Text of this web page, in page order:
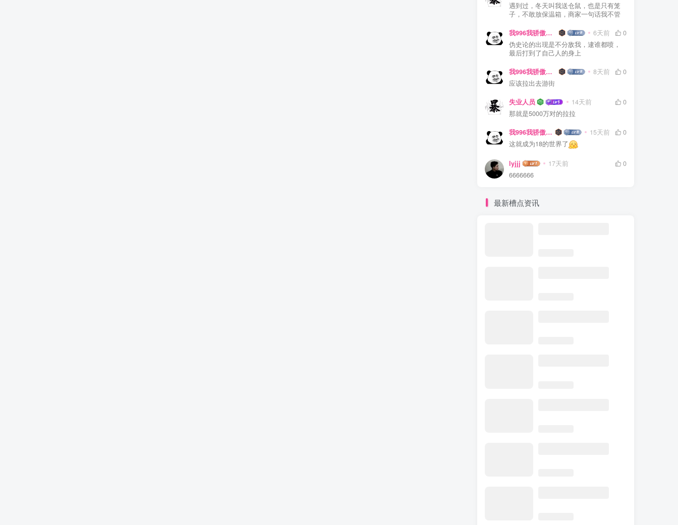
遇到过，冬天叫我送仓鼠，也是只有笼
子，不敢放保温箱，商家一句话我不管
我996我骄傲了么 6天前
0
伪史论的出现是不分敌我，逮谁都喷，
最后打到了自己人的身上
我996我骄傲了么 8天前
0
应该拉出去游街
失业人员 14天前
0
那就是5000万对的拉拉
我996我骄傲了么 15天前
0
这就成为18的世界了
lyjjj 17天前
0
6666666
最新槽点资讯